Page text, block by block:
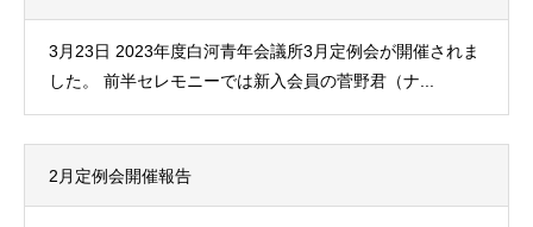
3月23日 2023年度白河青年会議所3月定例会が開催されま
した。 前半セレモニーでは新入会員の菅野君（ナ...
2月定例会開催報告